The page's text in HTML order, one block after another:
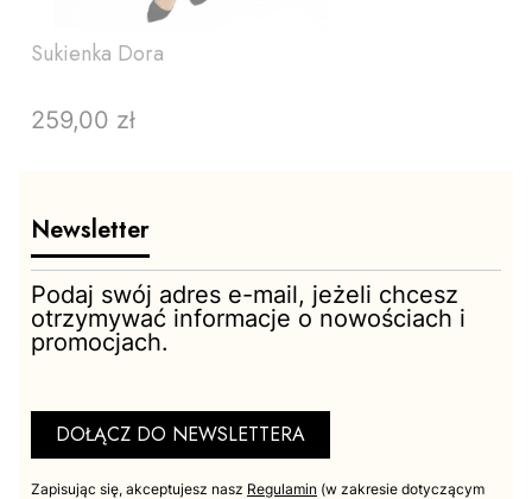
Sukienka Dora
Cena
259,00 zł
Newsletter
Podaj swój adres e-mail, jeżeli chcesz
otrzymywać informacje o nowościach i
promocjach.
DOŁĄCZ DO NEWSLETTERA
Zapisując się, akceptujesz nasz Regulamin (w zakresie dotyczącym